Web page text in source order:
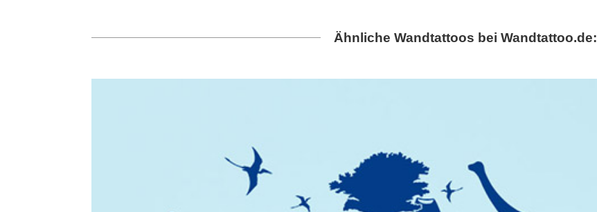
Ähnliche Wandtattoos bei Wandtattoo.de: